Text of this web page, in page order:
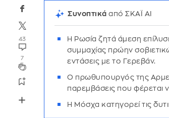
43
7
Συνοπτικάαπό ΣΚΑΪ AI
Η Ρωσία ζητά άμεση
συμμαχίας πρώην
εντάσεις με το Γερεβάν.
Ο πρωθυπουργός της
παρεμβάσεις που φέρεται
Η Μόσχα κατηγορεί τις